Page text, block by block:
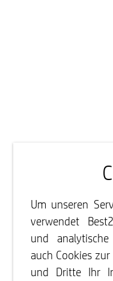
Um unseren
verwendet
und
auch Cookies
und Dritte Ihr